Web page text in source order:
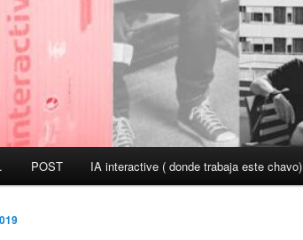
POST IA interactive ( donde trabaja este chavo)